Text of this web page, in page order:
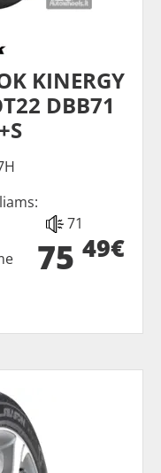
KINERGY
DBB71
71
75 49€